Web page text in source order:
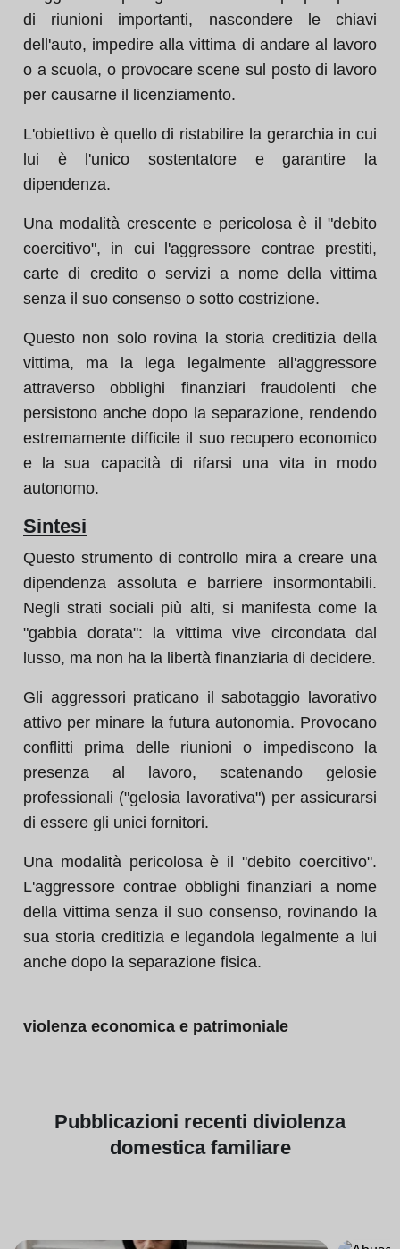
di riunioni importanti, nascondere le chiavi
dell'auto, impedire alla vittima di andare al lavoro
o a scuola, o provocare scene sul posto di lavoro
per causarne il licenziamento.
L'obiettivo è quello di ristabilire la gerarchia in cui
lui è l'unico sostentatore e garantire la
dipendenza.
Una modalità crescente e pericolosa è il "debito
coercitivo", in cui l'aggressore contrae prestiti,
carte di credito o servizi a nome della vittima
senza il suo consenso o sotto costrizione.
Questo non solo rovina la storia creditizia della
vittima, ma la lega legalmente all'aggressore
attraverso obblighi finanziari fraudolenti che
persistono anche dopo la separazione, rendendo
estremamente difficile il suo recupero economico
e la sua capacità di rifarsi una vita in modo
autonomo.
Sintesi
Questo strumento di controllo mira a creare una
dipendenza assoluta e barriere insormontabili.
Negli strati sociali più alti, si manifesta come la
"gabbia dorata": la vittima vive circondata dal
lusso, ma non ha la libertà finanziaria di decidere.
Gli aggressori praticano il sabotaggio lavorativo
attivo per minare la futura autonomia. Provocano
conflitti prima delle riunioni o impediscono la
presenza al lavoro, scatenando gelosie
professionali ("gelosia lavorativa") per assicurarsi
di essere gli unici fornitori.
Una modalità pericolosa è il "debito coercitivo".
L'aggressore contrae obblighi finanziari a nome
della vittima senza il suo consenso, rovinando la
sua storia creditizia e legandola legalmente a lui
anche dopo la separazione fisica.
violenza economica e patrimoniale
Pubblicazioni recenti diviolenza
domestica familiare